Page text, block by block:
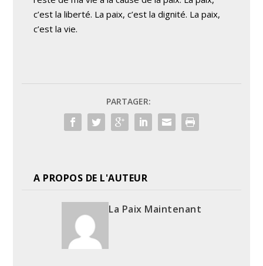
c’est la liberté. La paix, c’est la dignité. La paix,
c’est la vie.
PARTAGER:
A PROPOS DE L'AUTEUR
La Paix Maintenant